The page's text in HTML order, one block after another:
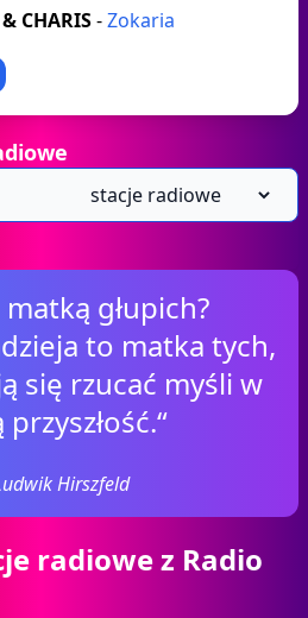
CHARIS-Zokaria
głupich?
to matka tych,
się rzucać myśli w
Hirszfeld
radiowe z Radio